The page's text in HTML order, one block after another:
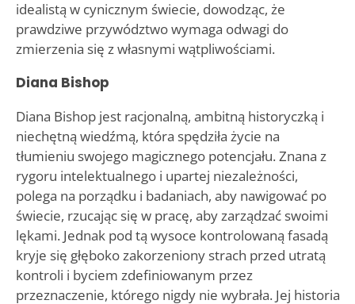
idealistą w cynicznym świecie, dowodząc, że
prawdziwe przywództwo wymaga odwagi do
zmierzenia się z własnymi wątpliwościami.
Diana Bishop
Diana Bishop jest racjonalną, ambitną historyczką i
niechętną wiedźmą, która spędziła życie na
tłumieniu swojego magicznego potencjału. Znana z
rygoru intelektualnego i upartej niezależności,
polega na porządku i badaniach, aby nawigować po
świecie, rzucając się w pracę, aby zarządzać swoimi
lękami. Jednak pod tą wysoce kontrolowaną fasadą
kryje się głęboko zakorzeniony strach przed utratą
kontroli i byciem zdefiniowanym przez
przeznaczenie, którego nigdy nie wybrała. Jej historia